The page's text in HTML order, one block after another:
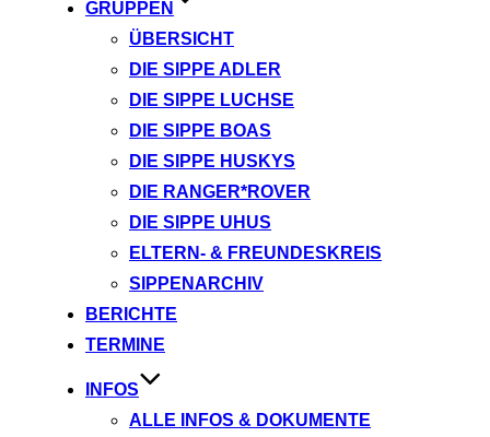
GRUPPEN
ÜBERSICHT
DIE SIPPE ADLER
DIE SIPPE LUCHSE
DIE SIPPE BOAS
DIE SIPPE HUSKYS
DIE RANGER*ROVER
DIE SIPPE UHUS
ELTERN- & FREUNDESKREIS
SIPPENARCHIV
BERICHTE
TERMINE
INFOS
ALLE INFOS & DOKUMENTE